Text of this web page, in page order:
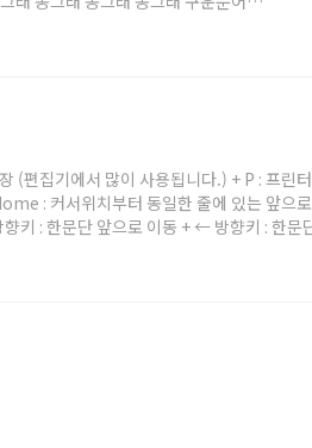
득 채워 넣고 こんなに たっくさん
(편집기에서 많이 사용됩니다.) + P : 프린
: 커서위치부터 동일한 줄에 있는 앞으
키 : 한문단 앞으로 이동 + ← 방향키 : 한문
최소화..